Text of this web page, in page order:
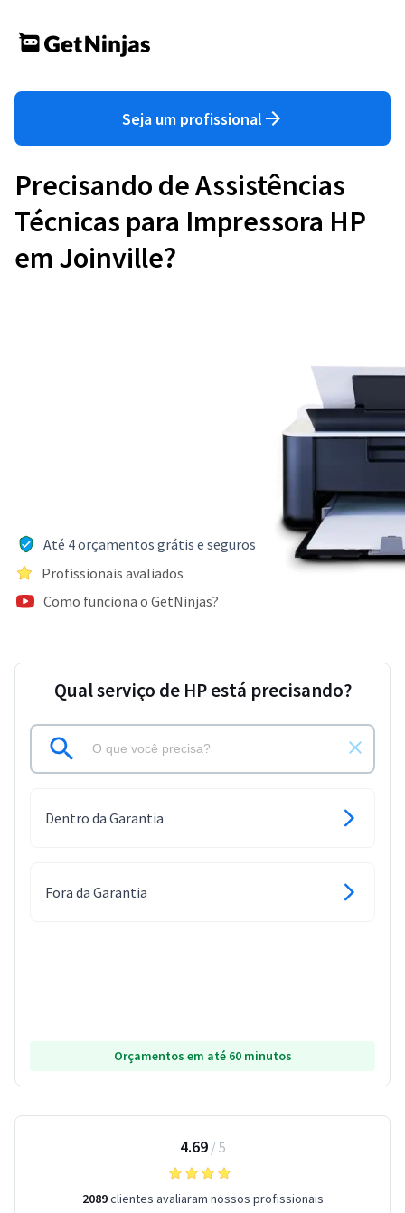
Seja um profissional
Precisando de Assistências
Técnicas para Impressora HP
em Joinville?
Até 4 orçamentos grátis e seguros
Profissionais avaliados
Como funciona o GetNinjas?
Qual serviço de HP está precisando?
Dentro da Garantia
Fora da Garantia
Orçamentos em até 60 minutos
4.69/ 5
2089clientes avaliaram nossos profissionais